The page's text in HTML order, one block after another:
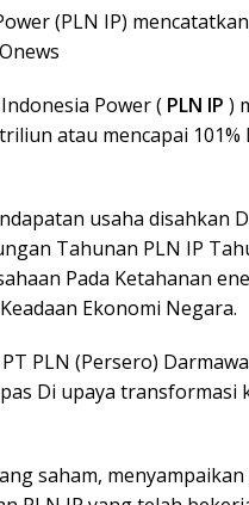
(PLN IP)
Power ( PLN IP )
atau mencapai
usaha disahkan
Tahunan PLN IP
Pada Ketahanan
Ekonomi Negara.
PLN (Persero)
Di upaya
saham,